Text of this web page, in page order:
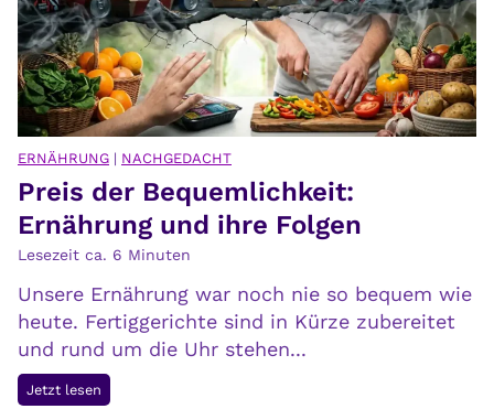
ERNÄHRUNG | NACHGEDACHT
Preis der Bequemlichkeit:
Ernährung und ihre Folgen
Lesezeit ca. 6 Minuten
Unsere Ernährung war noch nie so bequem wie
heute. Fertiggerichte sind in Kürze zubereitet
und rund um die Uhr stehen...
Jetzt lesen